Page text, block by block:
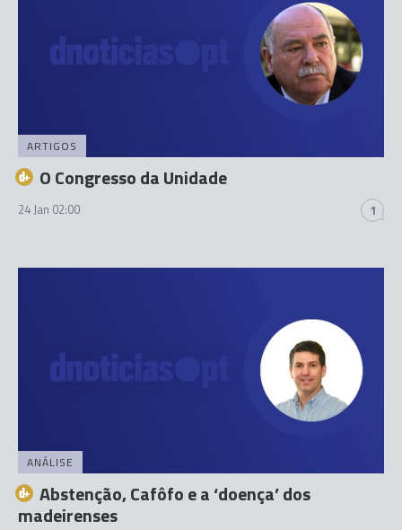
ARTIGOS
O Congresso da Unidade
24 Jan 02:00 1
ANÁLISE
Abstenção, Cafôfo e a ‘doença’ dos
madeirenses